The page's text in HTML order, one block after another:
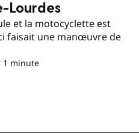
Lourdes
et la motocyclette est
faisait une manœuvre de
1 minute